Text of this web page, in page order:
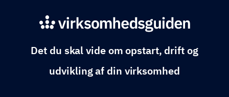
Det du skal vide om opstart, drift og
udvikling af din virksomhed